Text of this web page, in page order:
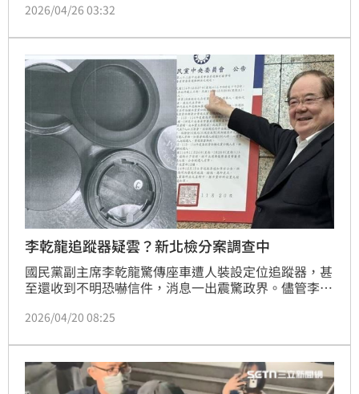
宇慷2年。
2026/04/26 03:32
李乾龍追蹤器疑雲？新北檢分案調查中
國民黨副主席李乾龍驚傳座車遭人裝設定位追蹤器，甚
至還收到不明恐嚇信件，消息一出震驚政界。儘管李乾
意，20日下午已正式依恐嚇及妨害秘密罪嫌，報請新北
黑金專組檢察官分案調查。
2026/04/20 08:25